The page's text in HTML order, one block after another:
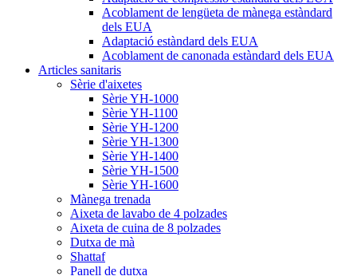
Acoblament de lengüeta de mànega estàndard
dels EUA
Adaptació estàndard dels EUA
Acoblament de canonada estàndard dels EUA
Articles sanitaris
Sèrie d'aixetes
Sèrie YH-1000
Sèrie YH-1100
Sèrie YH-1200
Sèrie YH-1300
Sèrie YH-1400
Sèrie YH-1500
Sèrie YH-1600
Mànega trenada
Aixeta de lavabo de 4 polzades
Aixeta de cuina de 8 polzades
Dutxa de mà
Shattaf
Panell de dutxa